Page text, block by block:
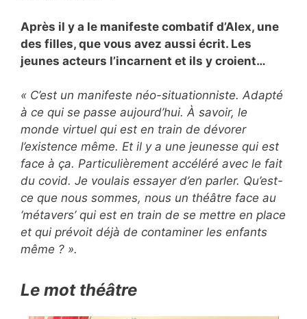
Après il y a le manifeste combatif d’Alex, une
des filles, que vous avez aussi écrit. Les
jeunes acteurs l’incarnent et ils y croient…
« C’est un manifeste néo-situationniste. Adapté
à ce qui se passe aujourd’hui. À savoir, le
monde virtuel qui est en train de dévorer
l’existence même. Et il y a une jeunesse qui est
face à ça. Particulièrement accéléré avec le fait
du covid. Je voulais essayer d’en parler. Qu’est-
ce que nous sommes, nous un théâtre face au
‘métavers’ qui est en train de se mettre en place
et qui prévoit déjà de contaminer les enfants
même ? ».
Le mot théâtre